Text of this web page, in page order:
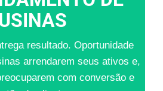
resultado. Oportunidade
arrendarem seus ativos e,
com conversão e